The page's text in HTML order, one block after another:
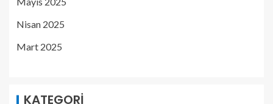
Nisan 2025
Mart 2025
KATEGORI